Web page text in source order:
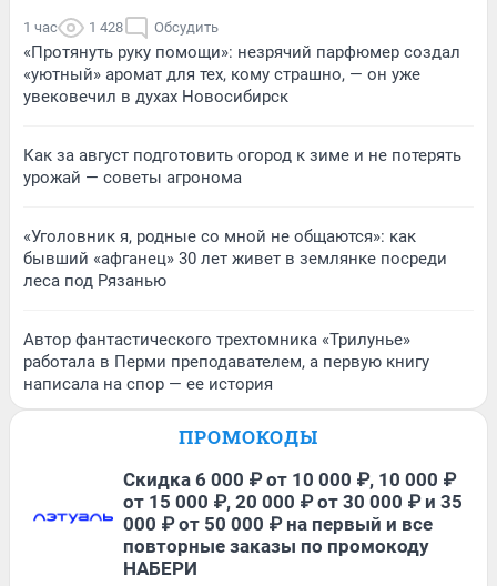
1 час 1 428 Обсудить
«Протянуть руку помощи»: незрячий парфюмер создал
«уютный» аромат для тех, кому страшно, — он уже
увековечил в духах Новосибирск
Как за август подготовить огород к зиме и не потерять
урожай — советы агронома
«Уголовник я, родные со мной не общаются»: как
бывший «афганец» 30 лет живет в землянке посреди
леса под Рязанью
Автор фантастического трехтомника «Трилунье»
работала в Перми преподавателем, а первую книгу
написала на спор — ее история
ПРОМОКОДЫ
Скидка 6 000 ₽ от 10 000 ₽, 10 000 ₽
от 15 000 ₽, 20 000 ₽ от 30 000 ₽ и 35
000 ₽ от 50 000 ₽ на первый и все
повторные заказы по промокоду
НАБЕРИ